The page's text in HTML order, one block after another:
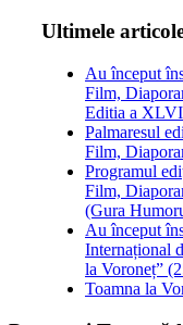
Ultimele
Au început
Film,
Editia a
Palmaresul
Film,
Programul
Film,
(Gura
Au început
Internațional
la Voroneț”
Toamna la